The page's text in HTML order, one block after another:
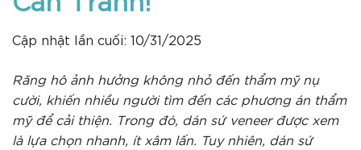
Cập nhật lần cuối: 10/31/2025
Răng hô ảnh hưởng không nhỏ đến thẩm mỹ nụ
cười, khiến nhiều người tìm đến các phương án thẩm
mỹ để cải thiện. Trong đó, dán sứ veneer được xem
là lựa chọn nhanh, ít xâm lấn. Tuy nhiên, dán sứ